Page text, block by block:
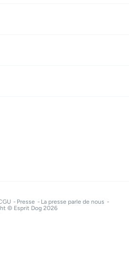
Presse
La presse parle de nous
© Esprit Dog 2026